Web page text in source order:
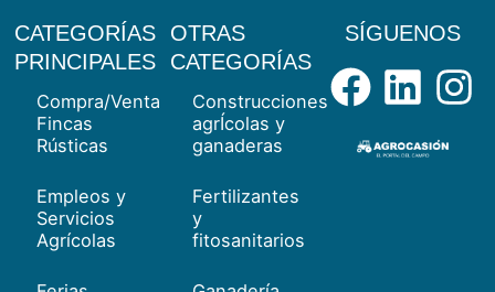
CATEGORÍAS
PRINCIPALES
Compra/Venta
Fincas
Rústicas
Empleos y
Servicios
Agrícolas
OTRAS
CATEGORÍAS
Construcciones
agrÍcolas y
ganaderas
Fertilizantes
y
fitosanitarios
SÍGUENOS